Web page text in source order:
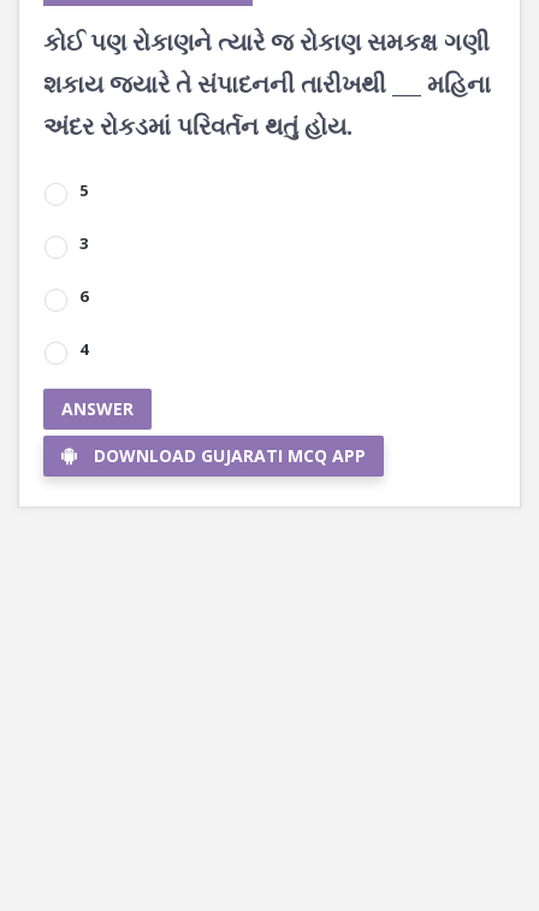
કોઈ પણ રોકાણને ત્યારે જ રોકાણ સમકક્ષ ગણી
શકાય જ્યારે તે સંપાદનની તારીખથી ___ મહિના
અંદર રોકડમાં પરિવર્તન થતું હોય.
5
3
6
4
ANSWER
DOWNLOAD GUJARATI MCQ APP